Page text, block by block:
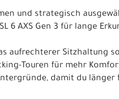
und strategisch
6 AXS Gen 3 für lange
aufrechterer Sitzhaltung
Touren für mehr
damit du länger